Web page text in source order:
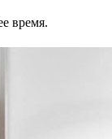
время.